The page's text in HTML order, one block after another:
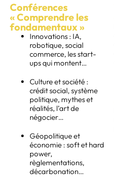
Conférences
« Comprendre les
fondamentaux »
Innovations : IA,
robotique, social
commerce, les start-
ups qui montent…
Culture et société :
crédit social, système
politique, mythes et
réalités, l’art de
négocier…
Géopolitique et
économie : soft et hard
power,
règlementations,
décarbonation…